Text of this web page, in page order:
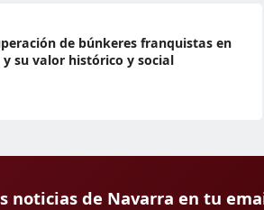
de búnkeres franquistas en
y su valor histórico y social
noticias de Navarra en tu